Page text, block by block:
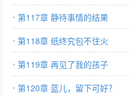
第117章 静待事情的结果
第118章 纸终究包不住火
第119章 再见了我的孩子
第120章 蓝儿，留下可好？